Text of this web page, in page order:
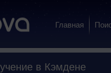
Главная
в Кэмдене